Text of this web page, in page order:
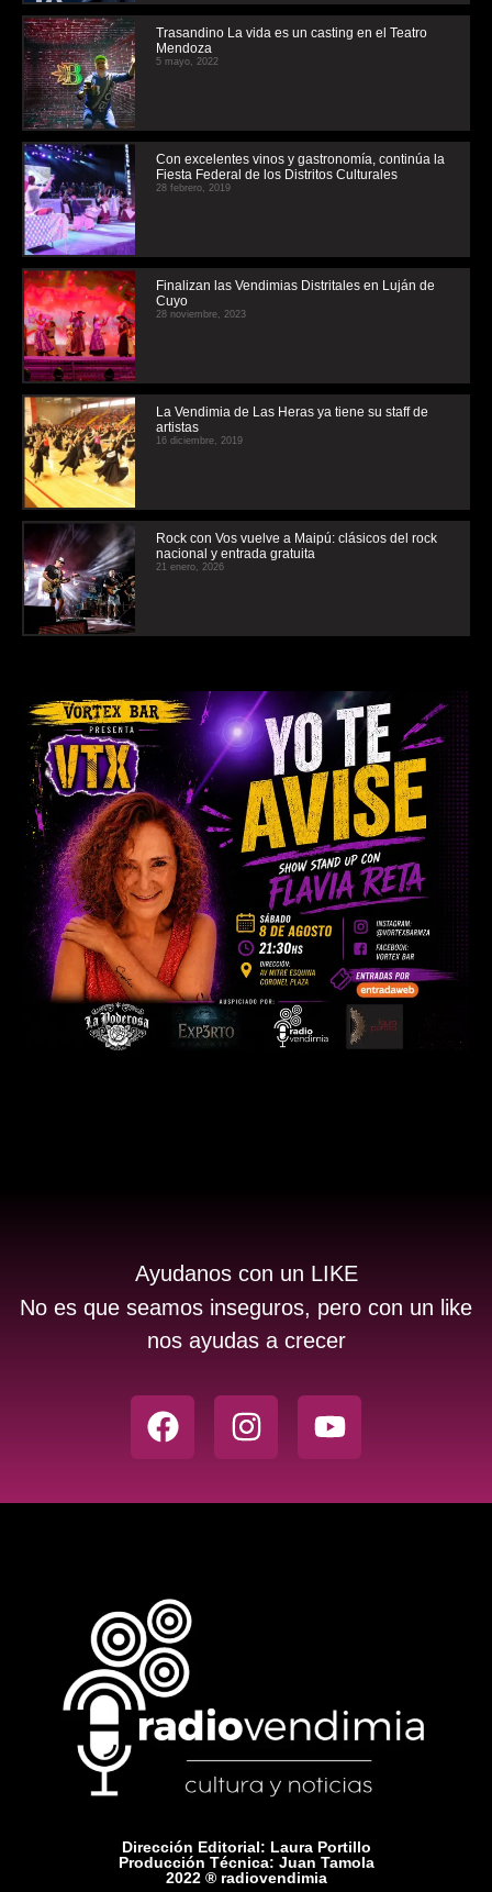
Trasandino La vida es un casting en el Teatro
Mendoza
5 mayo, 2022
Con excelentes vinos y gastronomía, continúa la
Fiesta Federal de los Distritos Culturales
28 febrero, 2019
Finalizan las Vendimias Distritales en Luján de
Cuyo
28 noviembre, 2023
La Vendimia de Las Heras ya tiene su staff de
artistas
16 diciembre, 2019
Rock con Vos vuelve a Maipú: clásicos del rock
nacional y entrada gratuita
21 enero, 2026
Ayudanos con un LIKE
No es que seamos inseguros, pero con un like
nos ayudas a crecer
Dirección Editorial: Laura Portillo
Producción Técnica: Juan Tamola
2022 ® radiovendimia